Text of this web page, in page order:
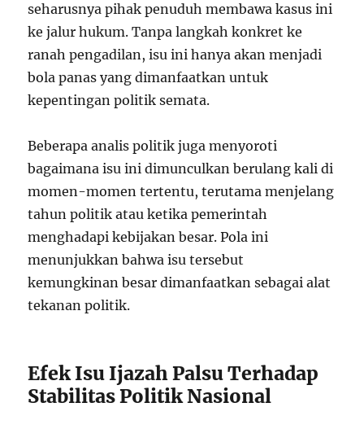
seharusnya pihak penuduh membawa kasus ini
ke jalur hukum. Tanpa langkah konkret ke
ranah pengadilan, isu ini hanya akan menjadi
bola panas yang dimanfaatkan untuk
kepentingan politik semata.
Beberapa analis politik juga menyoroti
bagaimana isu ini dimunculkan berulang kali di
momen-momen tertentu, terutama menjelang
tahun politik atau ketika pemerintah
menghadapi kebijakan besar. Pola ini
menunjukkan bahwa isu tersebut
kemungkinan besar dimanfaatkan sebagai alat
tekanan politik.
Efek Isu Ijazah Palsu Terhadap
Stabilitas Politik Nasional